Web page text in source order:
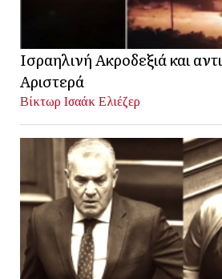
Ισραηλινή Ακροδεξιά και
Αριστερά
Βίκτωρ Ισαάκ Ελιέζερ